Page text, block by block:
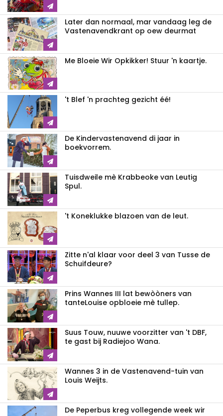
Later dan normaal, mar vandaag leg de
Vastenavendkrant op oew deurmat
Me Bloeie Wir Opkikker! Stuur 'n kaartje.
't Blef 'n prachteg gezicht éé!
De Kindervastenavend di jaar in
boekvorrem.
Tuisdweile mè Krabbeoke van Leutig
Spul.
't Koneklukke blazoen van de leut.
Zitte n'al klaar voor deel 3 van Tusse de
Schuifdeure?
Prins Wannes III lat bewòòners van
tanteLouise opbloeie mè tullep.
Suus Touw, nuuwe voorzitter van 't DBF,
te gast bij Radiejoo Wana.
Wannes 3 in de Vastenavend-tuin van
Louis Weijts.
De Peperbus kreg vollegende week wir